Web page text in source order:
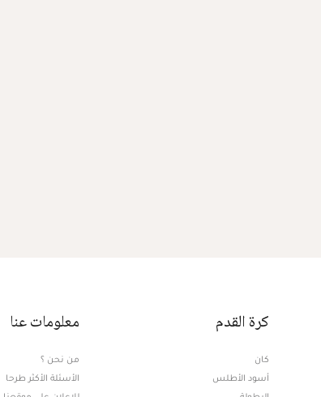
كرة القدم
كان
أسود الأطلس
معلومات عنا
من نحن ؟
الأسئلة الأكثر طرحا